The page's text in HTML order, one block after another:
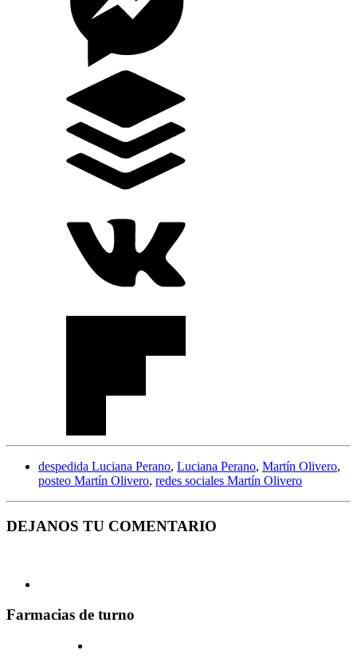
despedida Luciana Perano, Luciana Perano, Martín Olivero,
posteo Martín Olivero, redes sociales Martín Olivero
DEJANOS TU COMENTARIO
Farmacias de turno